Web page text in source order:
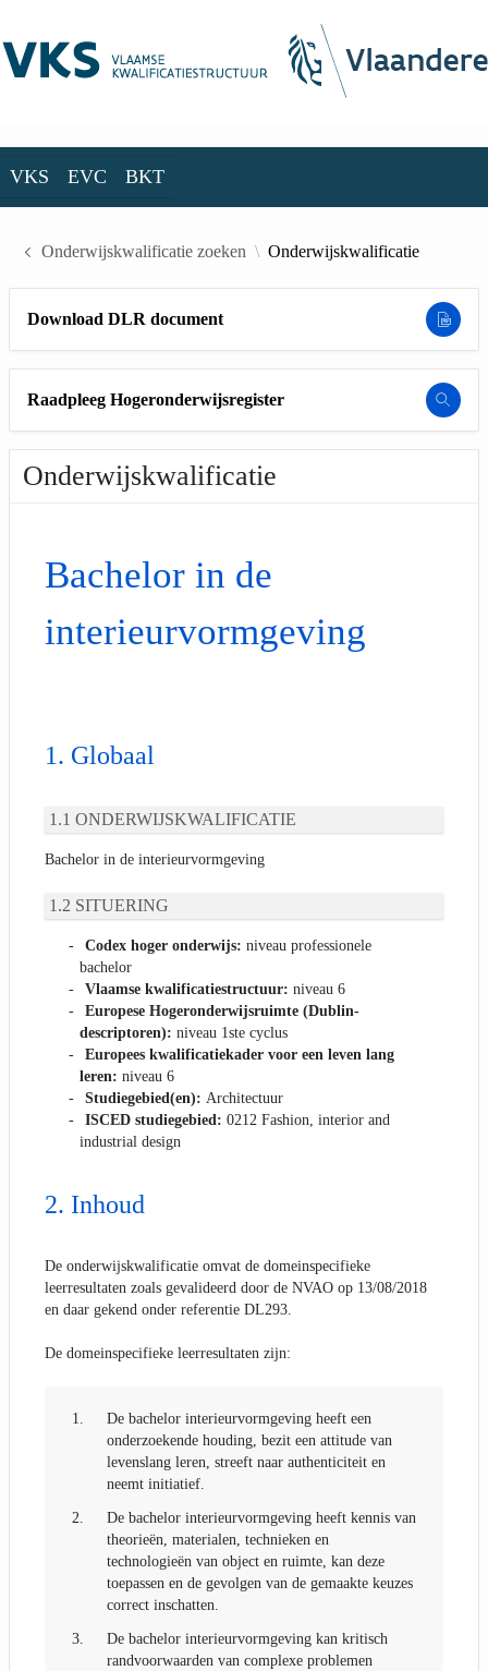
VKS EVC BKT
Onderwijskwalificatie zoeken Onderwijskwalificatie
Download DLR document
Raadpleeg Hogeronderwijsregister
Onderwijskwalificatie
Bachelor in de
interieurvormgeving
Globaal
ONDERWIJSKWALIFICATIE
Bachelor in de interieurvormgeving
SITUERING
Codex hoger onderwijs: niveau professionele
bachelor
Vlaamse kwalificatiestructuur: niveau 6
Europese Hogeronderwijsruimte (Dublin-
descriptoren): niveau 1ste cyclus
Europees kwalificatiekader voor een leven lang
leren: niveau 6
Studiegebied(en): Architectuur
ISCED studiegebied: 0212 Fashion, interior and
industrial design
Inhoud
De onderwijskwalificatie omvat de domeinspecifieke
leerresultaten zoals gevalideerd door de NVAO op 13/08/2018
en daar gekend onder referentie DL293.
De domeinspecifieke leerresultaten zijn:
1.
De bachelor interieurvormgeving heeft een
onderzoekende houding, bezit een attitude van
levenslang leren, streeft naar authenticiteit en
neemt initiatief.
2.
De bachelor interieurvormgeving heeft kennis van
theorieën, materialen, technieken en
technologieën van object en ruimte, kan deze
toepassen en de gevolgen van de gemaakte keuzes
correct inschatten.
3.
De bachelor interieurvormgeving kan kritisch
randvoorwaarden van complexe problemen